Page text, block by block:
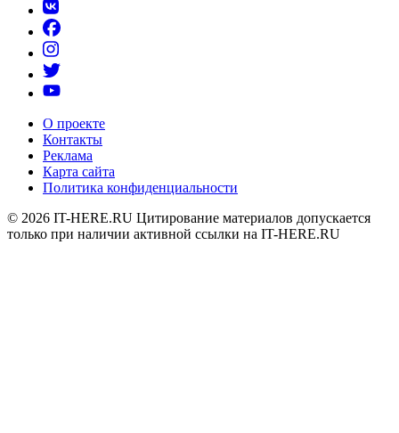
О проекте
Контакты
Реклама
Карта сайта
Политика конфиденциальности
© 2026 IT-HERE.RU Цитирование материалов допускается
только при наличии активной ссылки на IT-HERE.RU